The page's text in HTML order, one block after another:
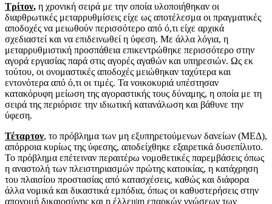
Τρίτον, η χρονική σειρά με την οποία υλοποιήθηκαν οι
διαρθρωτικές μεταρρυθμίσεις είχε ως αποτέλεσμα οι πραγματικές
αποδοχές να μειωθούν περισσότερο από ό,τι είχε αρχικά
σχεδιαστεί και να επιδεινωθεί η ύφεση. Με άλλα λόγια, η
μεταρρυθμιστική προσπάθεια επικεντρώθηκε περισσότερο στην
αγορά εργασίας παρά στις αγορές αγαθών και υπηρεσιών. Ως εκ
τούτου, οι ονομαστικές αποδοχές μειώθηκαν ταχύτερα και
εντονότερα από ό,τι οι τιμές. Τα νοικοκυριά υπέστησαν
κατακόρυφη μείωση της αγοραστικής τους δύναμης, η οποία με τη
σειρά της περιόρισε την ιδιωτική κατανάλωση και βάθυνε την
ύφεση.
Τέταρτον, το πρόβλημα των μη εξυπηρετούμενων δανείων (ΜΕΔ),
απόρροια κυρίως της ύφεσης, αποδείχθηκε εξαιρετικά δυσεπίλυτο.
Το πρόβλημα επέτειναν περαιτέρω νομοθετικές παρεμβάσεις όπως
η αναστολή των πλειστηριασμών πρώτης κατοικίας, η κατάχρηση
του πλαισίου προστασίας από κατασχέσεις, καθώς και διάφορα
άλλα νομικά και δικαστικά εμπόδια, όπως οι καθυστερήσεις στην
απονομή δικαιοσύνης και η έλλειψη επαρκών γνώσεων των